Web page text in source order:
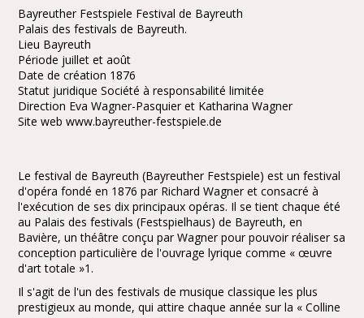
Bayreuther Festspiele Festival de Bayreuth
Palais des festivals de Bayreuth.
Lieu Bayreuth
Période juillet et août
Date de création 1876
Statut juridique Société à responsabilité limitée
Direction Eva Wagner-Pasquier et Katharina Wagner
Site web www.bayreuther-festspiele.de
Le festival de Bayreuth (Bayreuther Festspiele) est un festival
d'opéra fondé en 1876 par Richard Wagner et consacré à
l'exécution de ses dix principaux opéras. Il se tient chaque été
au Palais des festivals (Festspielhaus) de Bayreuth, en
Bavière, un théâtre conçu par Wagner pour pouvoir réaliser sa
conception particulière de l'ouvrage lyrique comme « œuvre
d'art totale »1.
Il s'agit de l'un des festivals de musique classique les plus
prestigieux au monde, qui attire chaque année sur la « Colline